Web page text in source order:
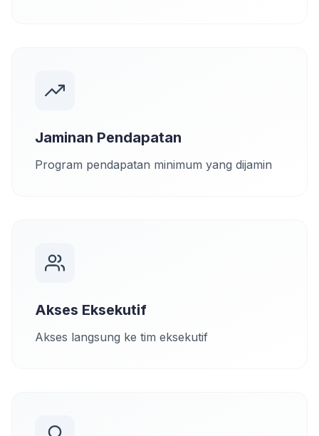
Jaminan Pendapatan
Program pendapatan minimum yang dijamin
Akses Eksekutif
Akses langsung ke tim eksekutif